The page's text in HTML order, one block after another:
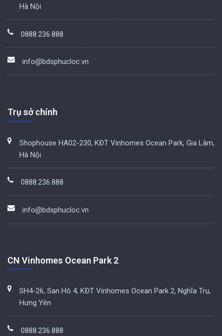
Hà Nội
0888.236.888
info@bdsphucloc.vn
Trụ sở chính
Shophouse HA02-230, KĐT Vinhomes Ocean Park, Gia Lâm,
Hà Nội
0888.236.888
info@bdsphucloc.vn
CN Vinhomes Ocean Park 2
SH4-26, San Hô 4, KĐT Vinhomes Ocean Park 2, Nghĩa Trụ,
Hưng Yên
0888.236.888